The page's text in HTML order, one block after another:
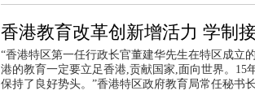
香港教育改革创新增活力 学制
“香港特区第一任行政长官董建华先生在特区成立
港的教育一定要立足香港,贡献国家,面向世界。15
保持了良好势头。”香港特区政府教育局常任秘书